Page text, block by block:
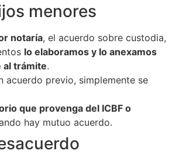
menores
notaría, el acuerdo sobre custodia,
lo elaboramos y lo anexamos
al trámite.
acuerdo previo, simplemente se
que provenga del ICBF o
hay mutuo acuerdo.